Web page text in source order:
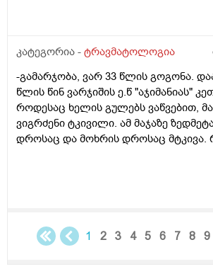
კატეგორია - ტრავმატოლოგია
-გამარჯობა, ვარ 33 წლის გოგონა.
წლის წინ ვარჯიშის ე.წ "აჯიმანიას"
როდესაც ხელის გულებს ვაწვებით,
ვიგრძენი ტკივილი. ამ მაჯაზე
დროსაც და მოხრის დროსაც მტკივა.
სერიოზული ტრავმა მიმეღო? რა
1 2 3 4 5 6 7 8 9